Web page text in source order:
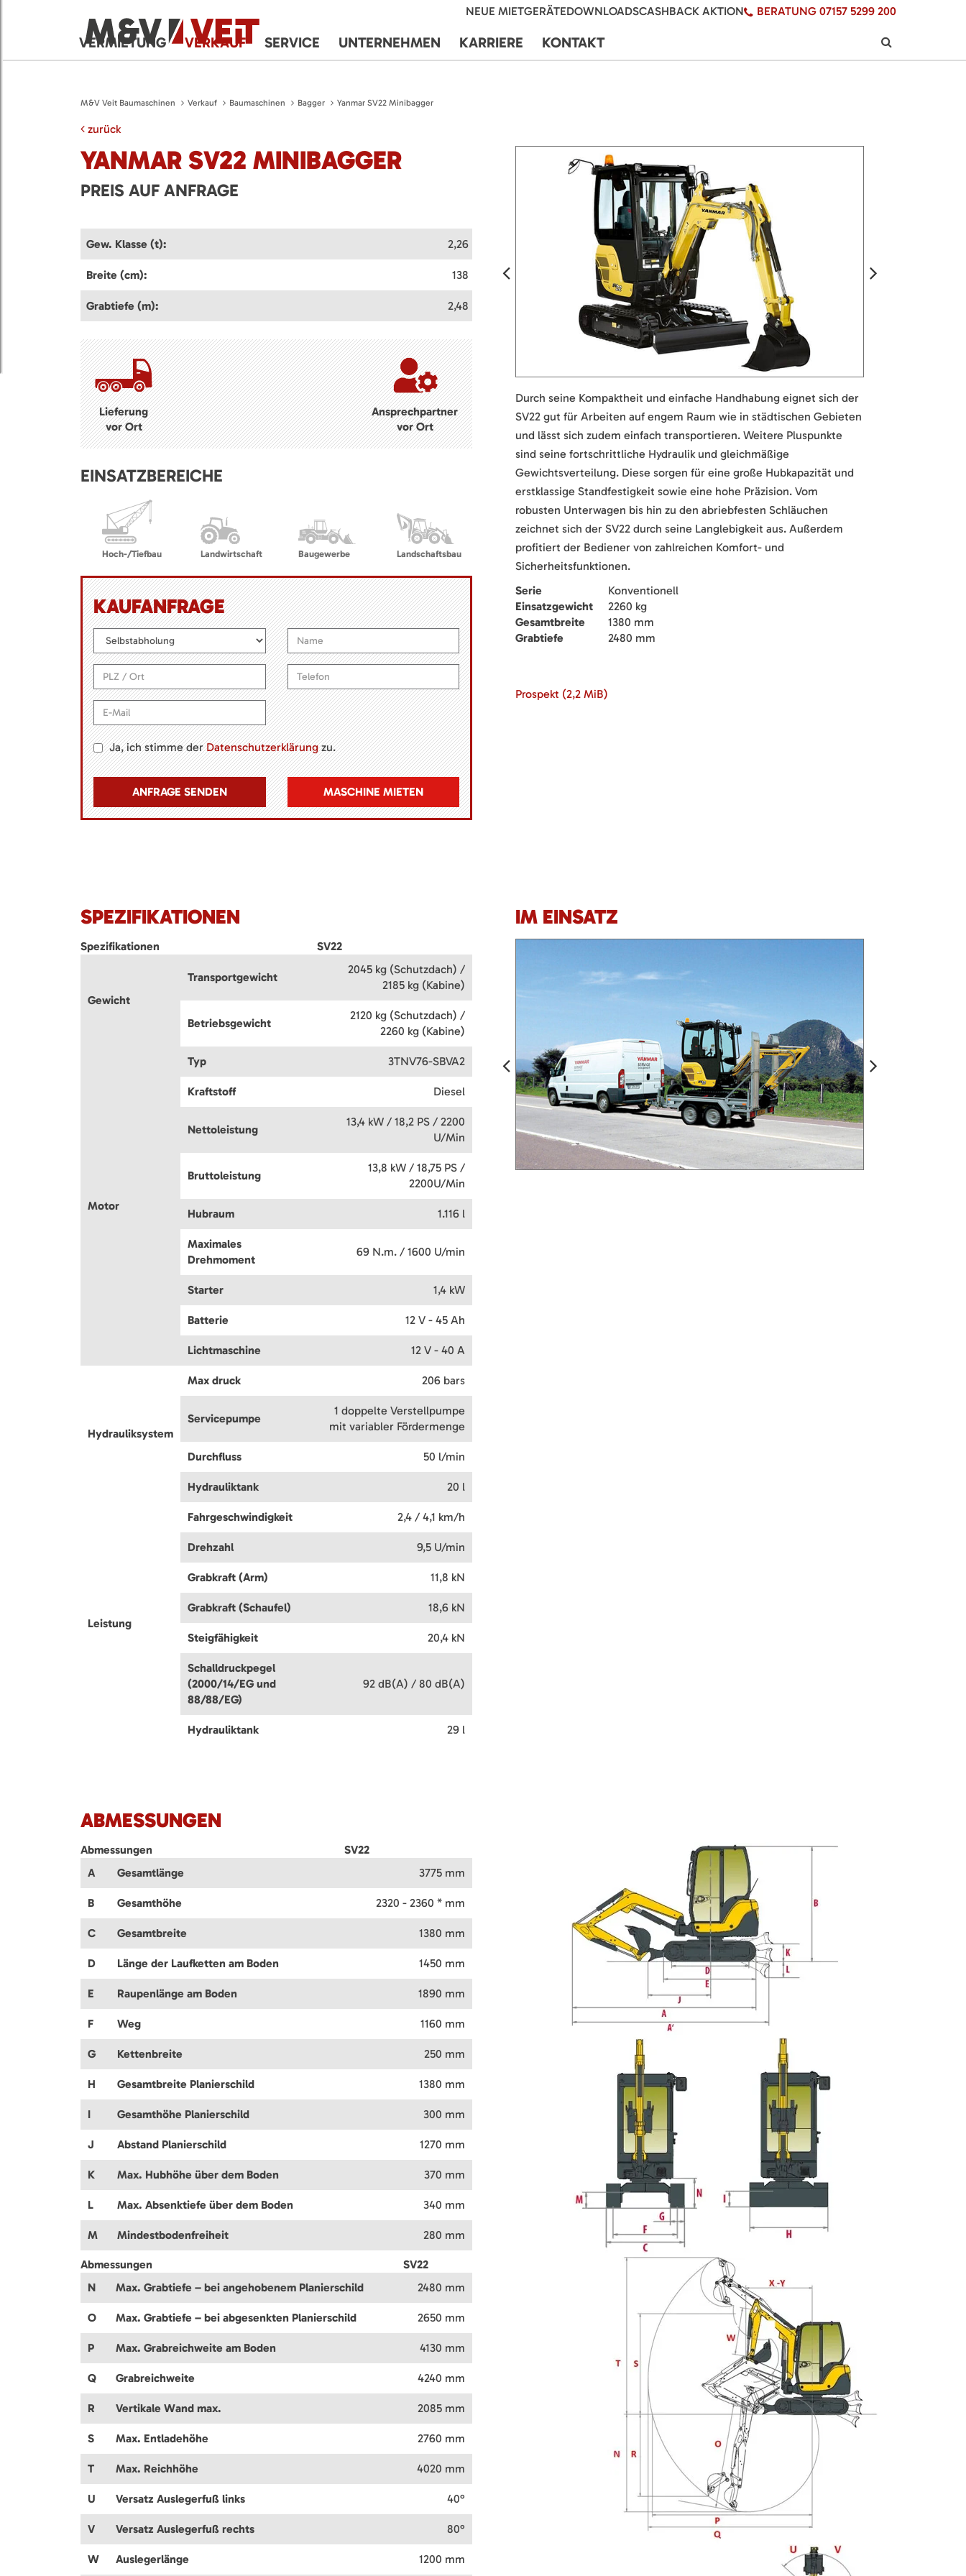
NEUE MIETGERÄTEDOWNLOADSCASHBACK AKTION BERATUNG 07157 5299 200
VERMIETUNG VERKAUF SERVICE UNTERNEHMEN KARRIERE KONTAKT
M&V Veit Baumaschinen Verkauf Baumaschinen Bagger Yanmar SV22 Minibagger
zurück
YANMAR SV22 MINIBAGGER
PREIS AUF ANFRAGE
Gew. Klasse (t): 2,26
Breite (cm): 138
Grabtiefe (m): 2,48
Lieferung
vor Ort
Ansprechpartner
vor Ort
EINSATZBEREICHE
Hoch-/Tiefbau Landwirtschaft Baugewerbe Landschaftsbau
KAUFANFRAGE
Ja, ich stimme derDatenschutzerklärungzu.
MASCHINE MIETEN
Durch seine Kompaktheit und einfache Handhabung eignet sich der
SV22 gut für Arbeiten auf engem Raum wie in städtischen Gebieten
und lässt sich zudem einfach transportieren. Weitere Pluspunkte
sind seine fortschrittliche Hydraulik und gleichmäßige
Gewichtsverteilung. Diese sorgen für eine große Hubkapazität und
erstklassige Standfestigkeit sowie eine hohe Präzision. Vom
robusten Unterwagen bis hin zu den abriebfesten Schläuchen
zeichnet sich der SV22 durch seine Langlebigkeit aus. Außerdem
profitiert der Bediener von zahlreichen Komfort- und
Sicherheitsfunktionen.
Serie
Konventionell
Einsatzgewicht
2260 kg
Gesamtbreite
1380 mm
Grabtiefe
2480 mm
Prospekt (2,2 MiB)
SPEZIFIKATIONEN
Spezifikationen SV22
Gewicht
Transportgewicht
2045 kg (Schutzdach) /
2185 kg (Kabine)
Betriebsgewicht
2120 kg (Schutzdach) /
2260 kg (Kabine)
Motor
Typ 3TNV76-SBVA2
Kraftstoff Diesel
Nettoleistung
13,4 kW / 18,2 PS / 2200
U/Min
Bruttoleistung
13,8 kW / 18,75 PS /
2200U/Min
Hubraum 1.116 l
Maximales
Drehmoment
69 N.m. / 1600 U/min
Starter 1,4 kW
Batterie 12 V - 45 Ah
Lichtmaschine 12 V - 40 A
Hydrauliksystem
Max druck 206 bars
Servicepumpe
1 doppelte Verstellpumpe
mit variabler Fördermenge
Durchfluss 50 l/min
Hydrauliktank 20 l
Leistung
Fahrgeschwindigkeit 2,4 / 4,1 km/h
Drehzahl 9,5 U/min
Grabkraft (Arm) 11,8 kN
Grabkraft (Schaufel) 18,6 kN
Steigfähigkeit 20,4 kN
Schalldruckpegel
(2000/14/EG und
88/88/EG)
92 dB(A) / 80 dB(A)
Hydrauliktank 29 l
IM EINSATZ
ABMESSUNGEN
Abmessungen
SV22
A
Gesamtlänge 3775 mm
B Gesamthöhe 2320 - 2360 * mm
C Gesamtbreite 1380 mm
D Länge der Laufketten am Boden 1450 mm
E Raupenlänge am Boden 1890 mm
F Weg 1160 mm
G Kettenbreite 250 mm
H Gesamtbreite Planierschild 1380 mm
I Gesamthöhe Planierschild 300 mm
J Abstand Planierschild 1270 mm
K Max. Hubhöhe über dem Boden 370 mm
L Max. Absenktiefe über dem Boden 340 mm
M Mindestbodenfreiheit 280 mm
Abmessungen
SV22
N
Max. Grabtiefe – bei angehobenem Planierschild 2480 mm
O Max. Grabtiefe – bei abgesenkten Planierschild 2650 mm
P Max. Grabreichweite am Boden 4130 mm
Q Grabreichweite 4240 mm
R Vertikale Wand max. 2085 mm
S Max. Entladehöhe 2760 mm
T Max. Reichhöhe 4020 mm
U Versatz Auslegerfuß links 40°
V Versatz Auslegerfuß rechts 80°
W Auslegerlänge 1200 mm